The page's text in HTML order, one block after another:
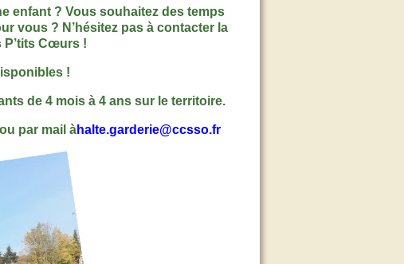
enfant ? Vous souhaitez des temps
vous ? N’hésitez pas à contacter la
P’tits Cœurs !
!
de 4 mois à 4 ans sur le territoire.
par mail àhalte.garderie@ccsso.fr